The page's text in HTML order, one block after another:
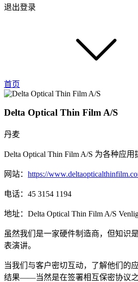
退出登录
首页
Delta Optical Thin Film A/S
丹麦
Delta Optical Thin Film A/S 为各种应
网站： https://
电话： 45 3154 1194
地址： Delta Optical Thin Film A/S
虽然我们是一家硬件制造商，但知识
表演讲。
当我们与客户密切互动，了解他们的
结果——当然是在签署相互保密协议之